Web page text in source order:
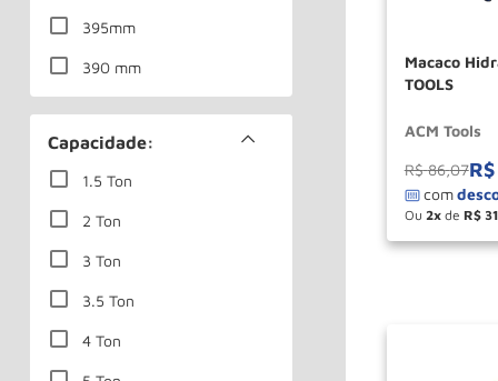
395mm
390 mm
500mm
480mm
465mm
Ver mais 48
Capacidade:
1.5 Ton
2 Ton
3 Ton
3.5 Ton
4 Ton
Macaco
TOOLS
ACM Tools
R$ 86,07R$
Ou 2 de R$ 31
－